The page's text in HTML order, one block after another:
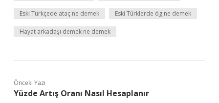
Eski Türkçede ataç ne demek Eski Türklerde ög ne demek
Hayat arkadaşı demek ne demek
Önceki Yazı
Yüzde Artış Oranı Nasıl Hesaplanır